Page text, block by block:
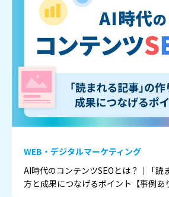
WEB・デジタルマーケティング
AI時代のコンテンツSEOとは？｜「読
方と成果につなげるポイント【事例あ